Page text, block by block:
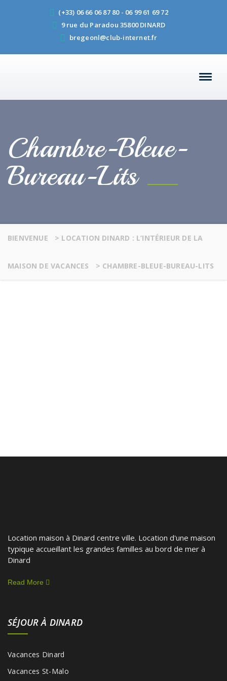
(+33) 06 66 06 87 80 - 06 99 61 69 72
9 rue du Paradou 35800 DINARD
bregeonl@club-internet.fr
Chambre-Bleue-
Bureau-Lits
BIENVENUE > LOCATION DINARD : L’INTÉRIEUR DE LA
MAISON DE VACANCES > CHAMBRE-BLEUE-BUREAU-LITS
Location maison à Dinard centre ville. Location d'une maison
typique accueillant les grandes familles au bord de mer à
Dinard
Read More
SÉJOUR À DINARD
Vacances Dinard
Vacances St-Malo